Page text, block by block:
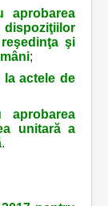
aprobarea
şi
;
la actele de
unitară a
.